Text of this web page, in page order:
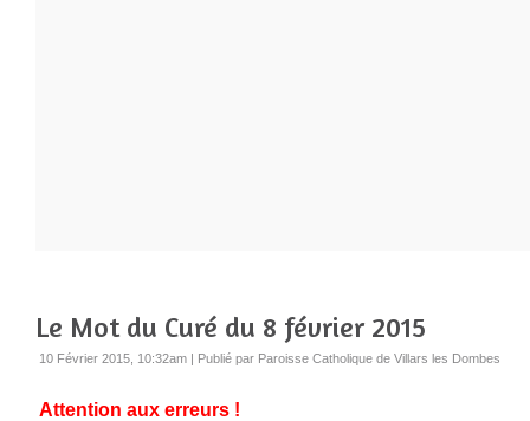
Le Mot du Curé du 8 février 2015
10 Février 2015, 10:32am | Publié par Paroisse Catholique de Villars les Dombes
Attention aux erreurs !